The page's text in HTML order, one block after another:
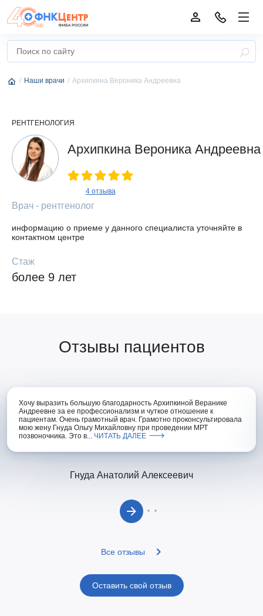
Наши врачи Архипкина Вероника Андреевна
РЕНТГЕНОЛОГИЯ
4 отзыва
Архипкина Вероника Андреевна
Врач - рентгенолог
информацию о приеме у данного специалиста уточняйте в
контактном центре
Стаж
более 9 лет
Отзывы пациентов
Хочу выразить большую благодарность Архипкиной Веранике
Андреевне за ее профессионализм и чуткое отношение к
пациентам. Очень грамотный врач. Грамотно проконсультировала
мою жену Гнуда Ольгу Михайловну при проведении МРТ
позвоночника. Это в... ЧИТАТЬ ДАЛЕЕ
Гнуда Анатолий Алексеевич
Все отзывы
Оставить свой отзыв